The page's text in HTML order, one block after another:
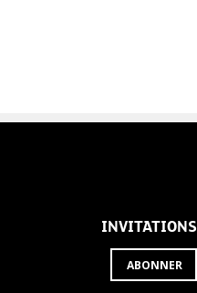
INVITATIONS
ABONNER